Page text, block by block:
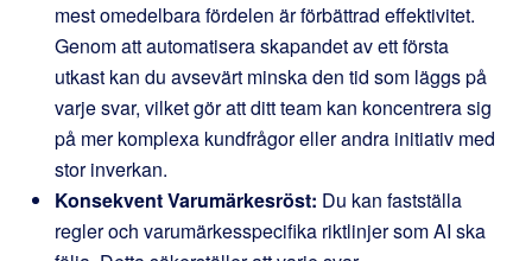
mest omedelbara fördelen är förbättrad effektivitet.
Genom att automatisera skapandet av ett första
utkast kan du avsevärt minska den tid som läggs på
varje svar, vilket gör att ditt team kan koncentrera sig
på mer komplexa kundfrågor eller andra initiativ med
stor inverkan.
Konsekvent Varumärkesröst: Du kan fastställa
regler och varumärkesspecifika riktlinjer som AI ska